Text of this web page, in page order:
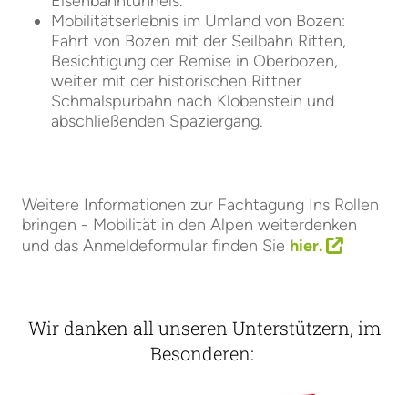
Mobilitätserlebnis im Umland von Bozen:
Fahrt von Bozen mit der Seilbahn Ritten,
Besichtigung der Remise in Oberbozen,
weiter mit der historischen Rittner
Schmalspurbahn nach Klobenstein und
abschließenden Spaziergang.
Weitere Informationen zur Fachtagung Ins Rollen
bringen - Mobilität in den Alpen weiterdenken
und das Anmeldeformular finden Sie hier.
Wir danken all unseren Unterstützern, im
Besonderen: